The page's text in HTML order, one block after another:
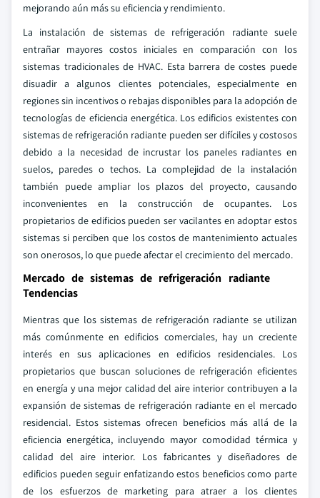
mejorando aún más su eficiencia y rendimiento.
La instalación de sistemas de refrigeración radiante suele
entrañar mayores costos iniciales en comparación con los
sistemas tradicionales de HVAC. Esta barrera de costes puede
disuadir a algunos clientes potenciales, especialmente en
regiones sin incentivos o rebajas disponibles para la adopción de
tecnologías de eficiencia energética. Los edificios existentes con
sistemas de refrigeración radiante pueden ser difíciles y costosos
debido a la necesidad de incrustar los paneles radiantes en
suelos, paredes o techos. La complejidad de la instalación
también puede ampliar los plazos del proyecto, causando
inconvenientes en la construcción de ocupantes. Los
propietarios de edificios pueden ser vacilantes en adoptar estos
sistemas si perciben que los costos de mantenimiento actuales
son onerosos, lo que puede afectar el crecimiento del mercado.
Mercado de sistemas de refrigeración radiante
Tendencias
Mientras que los sistemas de refrigeración radiante se utilizan
más comúnmente en edificios comerciales, hay un creciente
interés en sus aplicaciones en edificios residenciales. Los
propietarios que buscan soluciones de refrigeración eficientes
en energía y una mejor calidad del aire interior contribuyen a la
expansión de sistemas de refrigeración radiante en el mercado
residencial. Estos sistemas ofrecen beneficios más allá de la
eficiencia energética, incluyendo mayor comodidad térmica y
calidad del aire interior. Los fabricantes y diseñadores de
edificios pueden seguir enfatizando estos beneficios como parte
de los esfuerzos de marketing para atraer a los clientes